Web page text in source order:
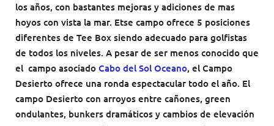
el campo asociadoCabo del Sol Oceano, el Campo
Desierto ofrece una ronda espectacular todo el año. El
campo Desierto con arroyos entre cañones, green
ondulantes, bunkers dramáticos y cambios de elevación
con el mar como telón de fondo hace queEl Campo
Cabo del Sol Desiertobrinde una experiencia única y
satisfactoria. Reserva tu ronda hoy, o juega el campo
Desierto como parte de uno de nuestros Exclusivos